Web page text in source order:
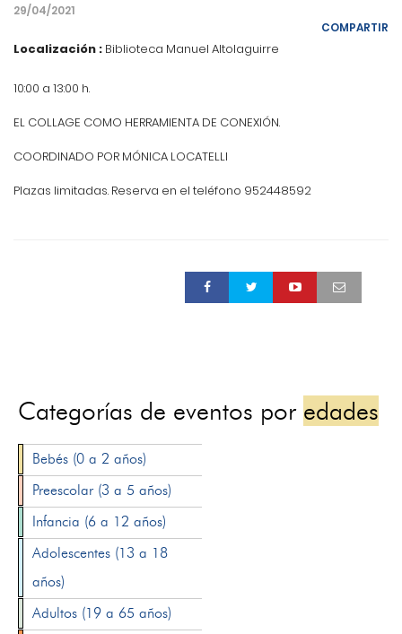
29/04/2021
COMPARTIR
Localización : Biblioteca Manuel Altolaguirre
10:00 a 13:00 h.
EL COLLAGE COMO HERRAMIENTA DE CONEXIÓN.
COORDINADO POR MÓNICA LOCATELLI
Plazas limitadas. Reserva en el teléfono 952448592
Categorías de eventos por edades
Bebés (0 a 2 años)
Preescolar (3 a 5 años)
Infancia (6 a 12 años)
Adolescentes (13 a 18
años)
Adultos (19 a 65 años)